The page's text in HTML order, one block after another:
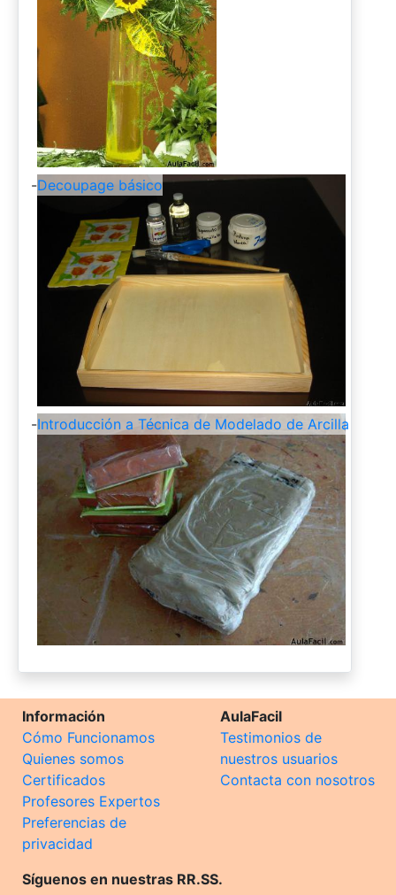
-Decoupage básico
-Introducción a Técnica de Modelado de Arcilla
Información
Cómo Funcionamos
Quienes somos
Certificados
Profesores Expertos
Preferencias de
privacidad
AulaFacil
Testimonios de
nuestros usuarios
Contacta con nosotros
Síguenos en nuestras RR.SS.